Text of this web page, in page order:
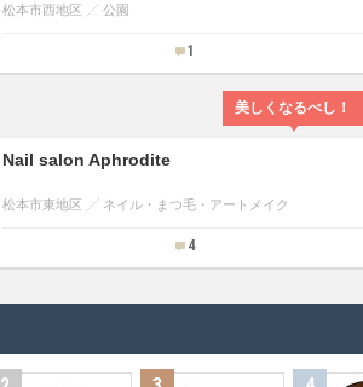
松本市西地区 公園
1
美しくなるべし！
Nail salon Aphrodite
松本市東地区 ネイル・まつ毛・アートメイク
4